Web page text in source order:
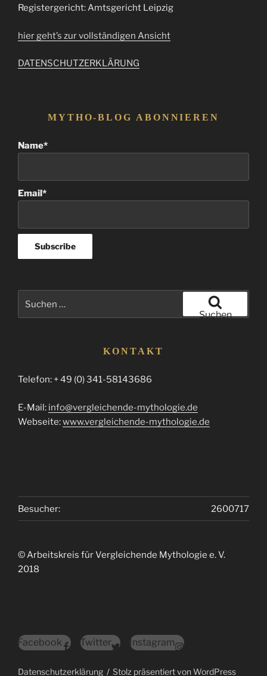
Registergericht: Amtsgericht Leipzig
hier geht’s zur vollständigen Ansicht
DATENSCHUTZERKLÄRUNG
MYTHO-BLOG ABONNIEREN
Name*
Email*
nach:
Suchen
KONTAKT
Telefon: + 49 (0) 341-58143686
E-Mail: info@vergleichende-mythologie.de
Webseite:www.vergleichende-mythologie.de
2600717
Besucher:
© Arbeitskreis für Vergleichende Mythologie e. V.
2018
Facebook Twitter Instagram
Datenschutzerklärung Stolz präsentiert von WordPress